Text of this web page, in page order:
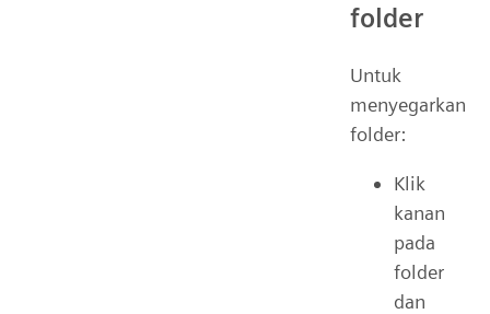
folder
Untuk
menyegarkan
folder:
Klik
kanan
pada
folder
dan